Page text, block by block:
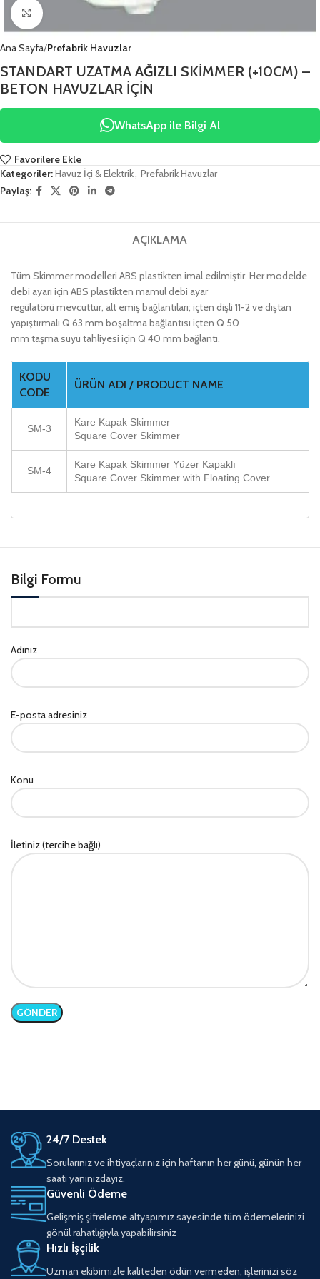
Click to enlarge
Ana Sayfa Prefabrik Havuzlar
STANDART UZATMA AĞIZLI SKİMMER (+10CM) –
BETON HAVUZLAR İÇİN
WhatsApp ile Bilgi Al
Favorilere Ekle
Kategoriler:Havuz İçi & Elektrik, Prefabrik Havuzlar
Paylaş:
AÇIKLAMA
Tüm Skimmer modelleri ABS plastikten imal edilmiştir. Her modelde
debi ayarı için ABS plastikten mamul debi ayar
regülatörü mevcuttur, alt emiş bağlantıları; içten dişli 11-2 ve dıştan
yapıştırmalı Q 63 mm boşaltma bağlantısı içten Q 50
mm taşma suyu tahliyesi için Q 40 mm bağlantı.
KODU
CODE
ÜRÜN ADI / PRODUCT NAME
SM-3
Kare Kapak Skimmer
Square Cover Skimmer
SM-4
Kare Kapak Skimmer Yüzer Kapaklı
Square Cover Skimmer with Floating Cover
Bilgi Formu
Adınız
E-posta adresiniz
Konu
İletiniz (tercihe bağlı)
24/7 Destek
Sorularınız ve ihtiyaçlarınız için haftanın her günü, günün her
saati yanınızdayız.
Güvenli Ödeme
Gelişmiş şifreleme altyapımız sayesinde tüm ödemelerinizi
gönül rahatlığıyla yapabilirsiniz
Hızlı İşçilik
Uzman ekibimizle kaliteden ödün vermeden, işlerinizi söz